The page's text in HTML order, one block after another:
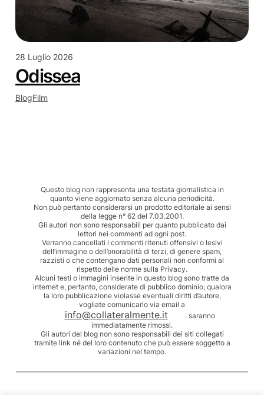
28 Luglio 2026
Odissea
BlogFilm
Questo blog non rappresenta una testata giornalistica in
quanto viene aggiornato senza alcuna periodicità.
Non può pertanto considerarsi un prodotto editoriale ai sensi
della legge n° 62 del 7.03.2001.
Gli autori non sono responsabili per quanto pubblicato dai
lettori nei commenti ad ogni post.
Verranno cancellati i commenti ritenuti offensivi o lesivi
dell’immagine o dell’onorabilità di terzi, di genere spam,
razzisti o che contengano dati personali non conformi al
rispetto delle norme sulla Privacy.
Alcuni testi o immagini inserite in questo blog sono tratte da
internet e, pertanto, considerate di pubblico dominio; qualora
la loro pubblicazione violasse eventuali diritti d’autore,
vogliate comunicarlo via email a
info@collateralmente.it
: saranno
immediatamente rimossi.
Gli autori del blog non sono responsabili dei siti collegati
tramite link né del loro contenuto che può essere soggetto a
variazioni nel tempo.